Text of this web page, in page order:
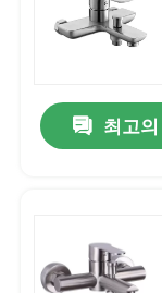
최고의